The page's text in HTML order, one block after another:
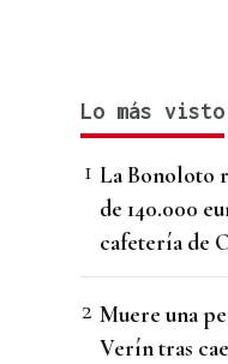
Lo más visto
La Bonoloto
de 140.000
cafetería de
Muere una
Verín tras